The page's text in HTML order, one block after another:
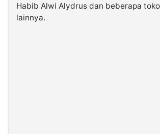
Habib Alwi Alydrus dan beberapa
lainnya.